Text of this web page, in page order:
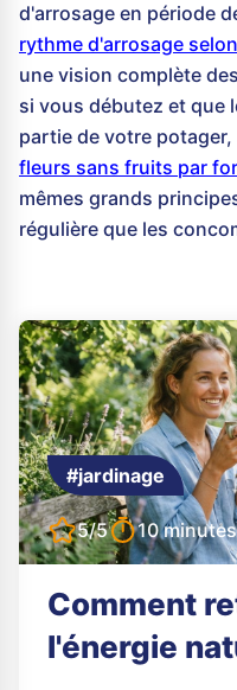
d'arrosage en période
rythme d'arrosage
une vision complète
si vous débutez et que
partie de votre
fleurs sans fruits par
mêmes grands
régulière que les
#jardinage
5/5 10 minutes
Comment
l'énergie